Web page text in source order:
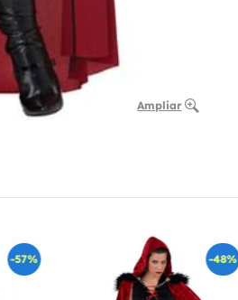
Ampliar
-57% -48%